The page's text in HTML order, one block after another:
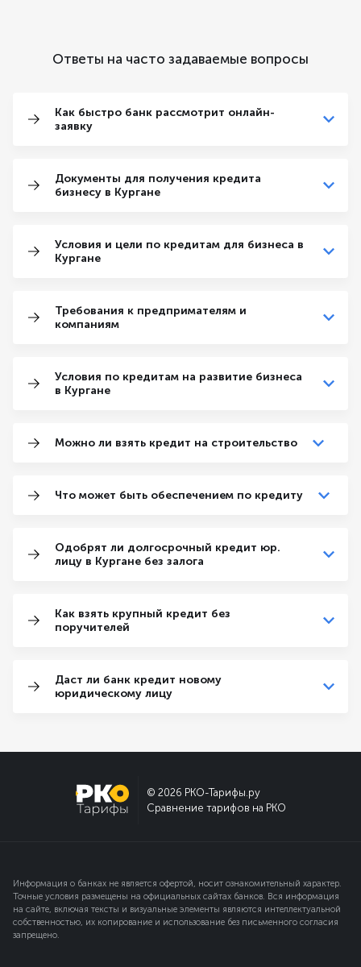
Ответы на часто задаваемые вопросы
Как быстро банк рассмотрит онлайн-
заявку
Документы для получения кредита
бизнесу в Кургане
Условия и цели по кредитам для бизнеса в
Кургане
Требования к предпримателям и
компаниям
Условия по кредитам на развитие бизнеса
в Кургане
Можно ли взять кредит на строительство
Что может быть обеспечением по кредиту
Одобрят ли долгосрочный кредит юр.
лицу в Кургане без залога
Как взять крупный кредит без
поручителей
Даст ли банк кредит новому
юридическому лицу
© 2026 РКО-Тарифы.ру
Сравнение тарифов на РКО
Информация о банках не является офертой, носит ознакомительный характер.
Точные условия размещены на официальных сайтах банков. Вся информация
на сайте, включая тексты и визуальные элементы являются интеллектуальной
собственностью, их копирование и использование без письменного согласия
запрещено.